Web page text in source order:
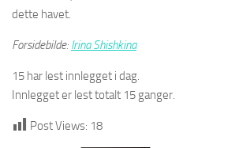
dette havet.
Forsidebilde: Irina Shishkina
15 har lest innlegget i dag.
Innlegget er lest totalt 15 ganger.
Post Views: 18